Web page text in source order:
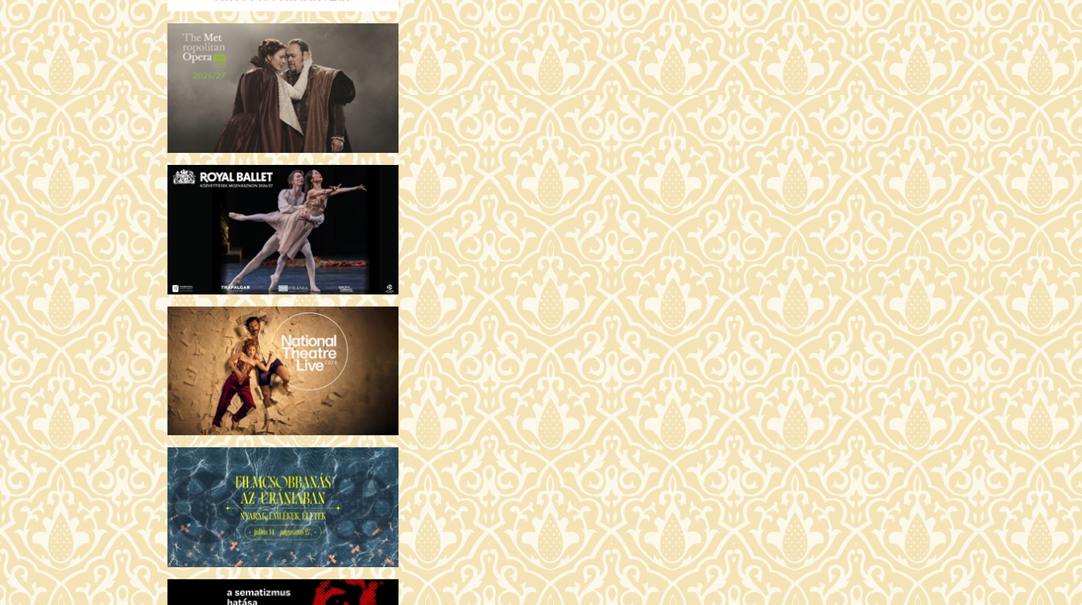
JEGYVÁSÁRLÁS
19:00 Fábri terem
AZ ÖRDÖG PRADÁT VISEL 2. (12)
19:00 Csortos terem
ÁDÁM ALMÁI (16)
JEGYVÁSÁRLÁS
19:00 Törőcsik Mari terem
HOGYAN TUDNÉK ÉLNI
NÉLKÜLED? (12)
JEGYVÁSÁRLÁS
19:00 Díszterem
ODÜSSZEIA (16)